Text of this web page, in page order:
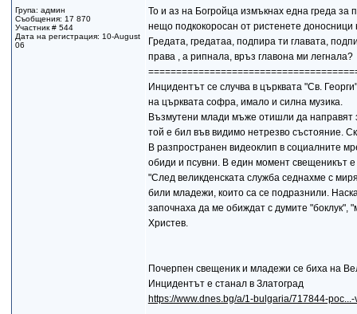
Група: админ
Съобщения: 17 870
Участник # 544
Дата на регистрация: 10-August
06
То и аз на Богройца измъкнах една греда
нещо подкокоросан от ристенете
Гредата, гредатаа, подпира ти главата,
права , а рипнала, връз главона ми легнала?
Инцидентът се случва в църквата "Св.
на църквата софра, имало и силна музика.
Възмутени млади мъже отишли да направят
той е бил във видимо нетрезво състояние.
В разпространен видеоклип в социалните
обиди и псувни. В един момент свещеникът
"След великденската служба седнахме с
били младежи, които са се подразнили.
започнаха да ме обиждат с думите "боклук",
Христев.
Почерпен свещеник и младежи се биха на
Инцидентът е станал в Златоград
https://www.dnes.bg/a/1-bulgaria/717844-